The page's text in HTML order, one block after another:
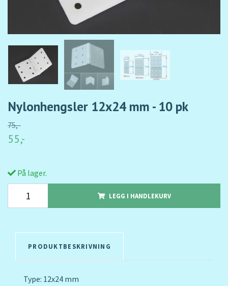
Nylonhengsler 12x24 mm - 10 pk
75,-
55,-
På lager.
LEGG I HANDLEKURV
PRODUKTBESKRIVNING
Type: 12x24 mm